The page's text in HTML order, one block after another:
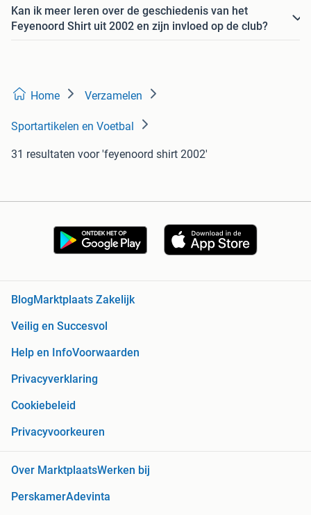
Kan ik meer leren over de geschiedenis van het
Feyenoord Shirt uit 2002 en zijn invloed op de club?
Home Verzamelen
Sportartikelen en Voetbal
31 resultaten voor 'feyenoord shirt 2002'
BlogMarktplaats Zakelijk
Veilig en Succesvol
Help en InfoVoorwaarden
Privacyverklaring
Cookiebeleid
Privacyvoorkeuren
Over MarktplaatsWerken bij
PerskamerAdevinta